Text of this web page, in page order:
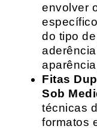
envolver
do tipo
Fitas
Sob
técnicas
formatos